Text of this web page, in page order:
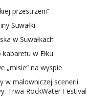
przestrzeni”
Suwałki
w Suwałkach
w Ełku
„misie” na wyspie
w malowniczej scenerii
Trwa RockWater Festival